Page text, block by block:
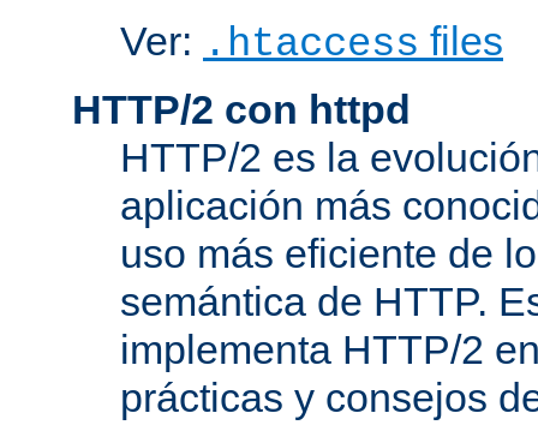
Ver: .htaccess files
HTTP/2 con httpd
HTTP/2 es la
aplicación más
uso más eficiente de
semántica de HTTP.
implementa HTTP/2
prácticas y consejos